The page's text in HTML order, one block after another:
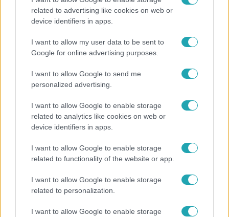
related to advertising like cookies on web or
device identifiers in apps.
I want to allow my user data to be sent to
Google for online advertising purposes.
I want to allow Google to send me
personalized advertising.
I want to allow Google to enable storage
related to analytics like cookies on web or
device identifiers in apps.
I want to allow Google to enable storage
related to functionality of the website or app.
I want to allow Google to enable storage
related to personalization.
I want to allow Google to enable storage
Nem hinnéd, melyik világsztárnak tulajdonítják a
17:49